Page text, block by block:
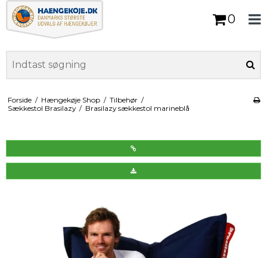
0
Forside / Hængekøje Shop / Tilbehør /
Sækkestol Brasilazy / Brasilazy sækkestol marineblå